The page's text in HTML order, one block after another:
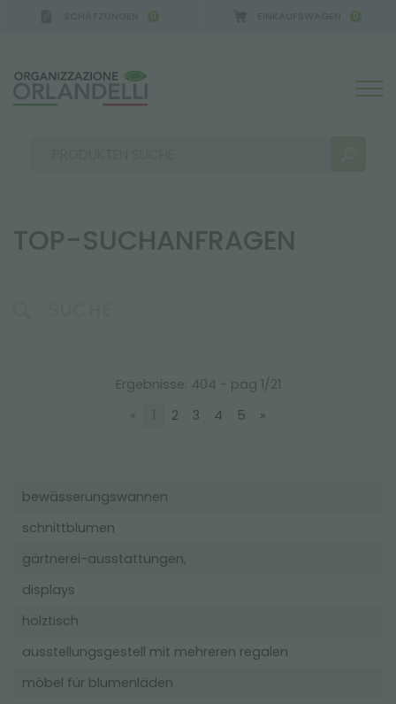
0 0
TOP-SUCHANFRAGEN
Ergebnisse: 404 - pag 1/21
«
1 2 3 4 5 »
bewässerungswannen
schnittblumen
gärtnerei-ausstattungen,
displays
holztisch
ausstellungsgestell mit mehreren regalen
möbel für blumenläden